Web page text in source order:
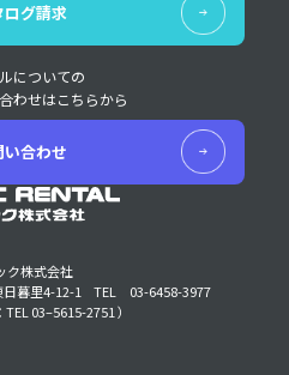
ク株式会社
暮里4-12-1
TEL 03-6458-3977
TEL 03–5615-2751 ）
ログ請求
についての
わせはこちらから
い合わせ